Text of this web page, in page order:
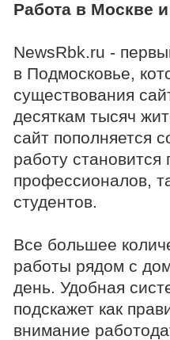
Работа в Москве
NewsRbk.ru -
в Подмосковье,
существования
десяткам тысяч
сайт пополняется
работу
профессионалов,
студентов.
Все большее
работы рядом с
день. Удобная
подскажет как
внимание